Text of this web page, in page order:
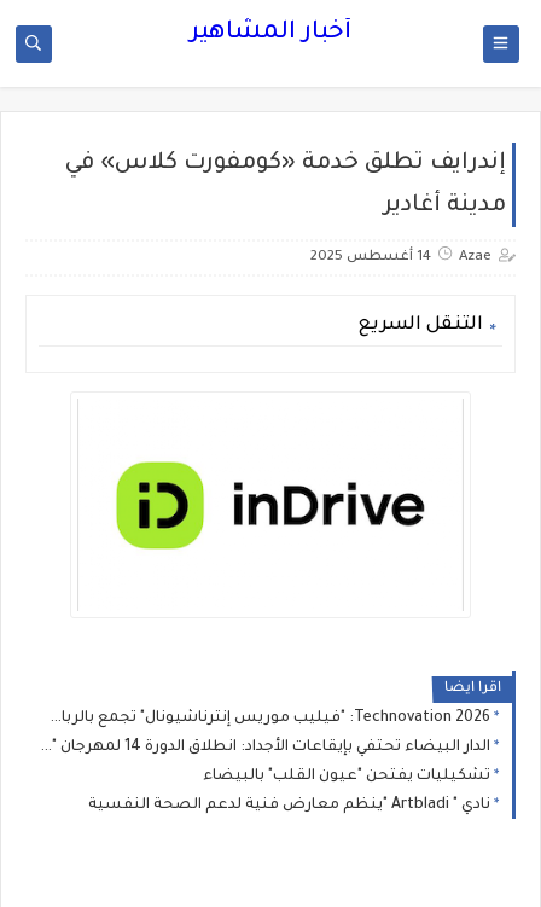
أخبار المشاهير
إندرايف تطلق خدمة «كومفورت كلاس» في
مدينة أغادير
Azae 14 أغسطس 2025
التنقل السريع
اقرا ايضا
2026 Technovation: "فيليب موريس إنترناشيونال" تجمع بالرباط خبراء دوليين لتسريع الحوار حول الابتكار والعلم والصحة العامة
الدار البيضاء تحتفي بإيقاعات الأجداد: انطلاق الدورة 14 لمهرجان "نجوم كناوة" بحضور جماهيري غفير
تشكيليات يفتحن "عيون القلب" بالبيضاء
نادي " Artbladi "ينظم معارض فنية لدعم الصحة النفسية